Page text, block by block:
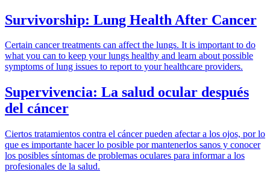
Survivorship: Lung Health After Cancer
Certain cancer treatments can affect the lungs. It is important to do
what you can to keep your lungs healthy and learn about possible
symptoms of lung issues to report to your healthcare providers.
Supervivencia: La salud ocular después
del cáncer
Ciertos tratamientos contra el cáncer pueden afectar a los ojos, por lo
que es importante hacer lo posible por mantenerlos sanos y conocer
los posibles síntomas de problemas oculares para informar a los
profesionales de la salud.